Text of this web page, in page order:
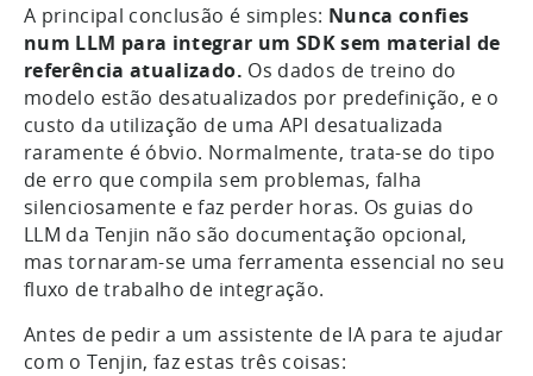
A principal conclusão é simples: Nunca confies
num LLM para integrar um SDK sem material de
referência atualizado. Os dados de treino do
modelo estão desatualizados por predefinição, e o
custo da utilização de uma API desatualizada
raramente é óbvio. Normalmente, trata-se do tipo
de erro que compila sem problemas, falha
silenciosamente e faz perder horas. Os guias do
LLM da Tenjin não são documentação opcional,
mas tornaram-se uma ferramenta essencial no seu
fluxo de trabalho de integração.
Antes de pedir a um assistente de IA para te ajudar
com o Tenjin, faz estas três coisas: